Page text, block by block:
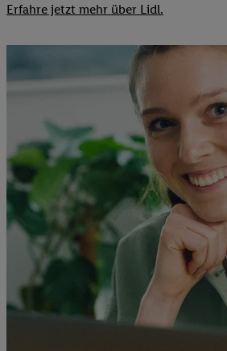
Erfahre jetzt mehr über Lidl.